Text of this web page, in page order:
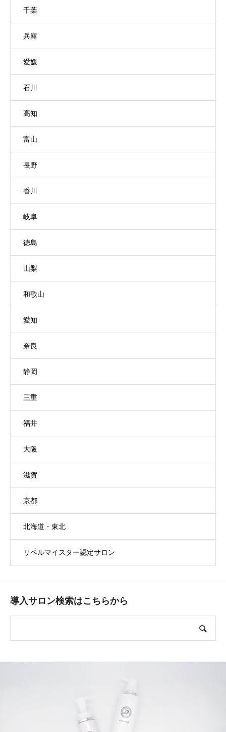
千葉
兵庫
愛媛
石川
高知
富山
長野
香川
岐阜
徳島
山梨
和歌山
愛知
奈良
静岡
三重
福井
大阪
滋賀
京都
北海道・東北
リベルマイスター認定サロン
導入サロン検索はこちらから